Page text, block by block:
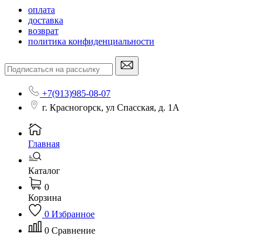
оплата
доставка
возврат
политика конфиденциальности
+7(913)985-08-07
г. Красногорск, ул Спасская, д. 1А
Главная
Каталог
0
Корзина
0 Избранное
0 Сравнение